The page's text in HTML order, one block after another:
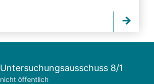
Untersuchungsausschuss 8/1
nicht öffentlich